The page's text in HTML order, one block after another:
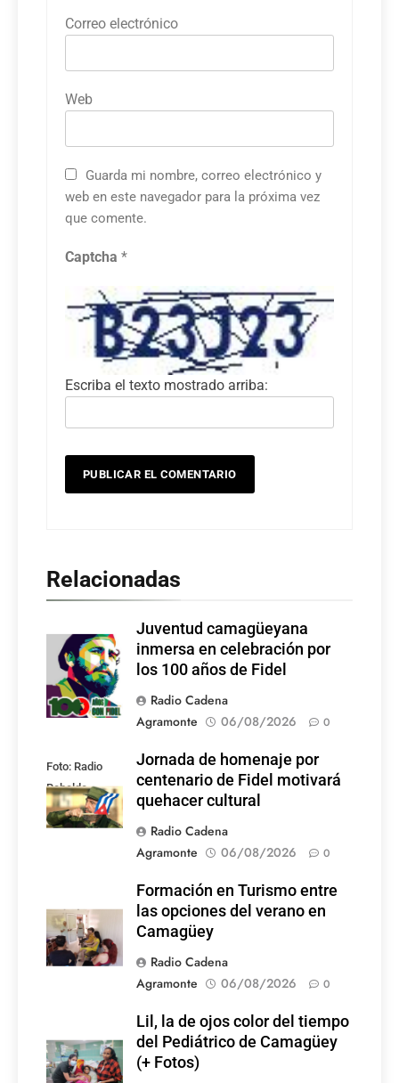
Correo electrónico
Web
Guarda mi nombre, correo electrónico y
web en este navegador para la próxima vez
que comente.
Captcha *
Escriba el texto mostrado arriba:
Relacionadas
Foto: Internet
Juventud camagüeyana
inmersa en celebración por
los 100 años de Fidel
Radio Cadena
Agramonte
06/08/2026 0
Foto: Radio
Rebelde
Jornada de homenaje por
centenario de Fidel motivará
quehacer cultural
Radio Cadena
Agramonte
06/08/2026 0
Formación en Turismo entre
las opciones del verano en
Camagüey
Radio Cadena
Agramonte
06/08/2026 0
Lil, la de ojos color del tiempo
del Pediátrico de Camagüey
(+ Fotos)